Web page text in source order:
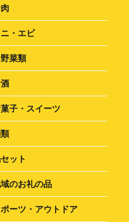
・エビ
菜類
子・スイーツ
ット
のお礼の品
ポーツ・アウトドア